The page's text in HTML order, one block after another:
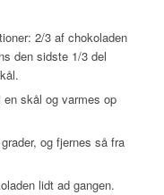
2/3 af chokoladen
den sidste 1/3 del
skål og varmes op
og fjernes så fra
lidt ad gangen.